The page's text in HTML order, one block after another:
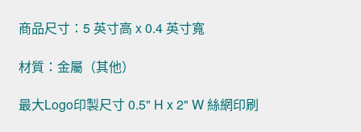
商品尺寸：5 英寸高 x 0.4 英寸寬
材質：金屬（其他）
最大Logo印製尺寸 0.5" H x 2" W 絲網印刷